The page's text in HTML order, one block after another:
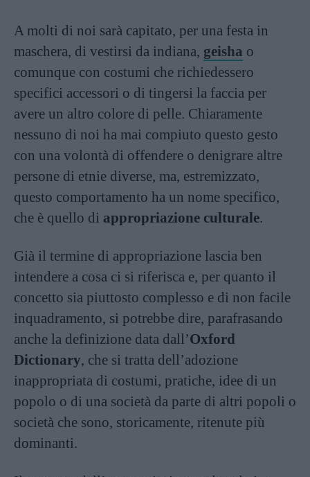
A molti di noi sarà capitato, per una festa in
maschera, di vestirsi da indiana, geisha o
comunque con costumi che richiedessero
specifici accessori o di tingersi la faccia per
avere un altro colore di pelle. Chiaramente
nessuno di noi ha mai compiuto questo gesto
con una volontà di offendere o denigrare altre
persone di etnie diverse, ma, estremizzato,
questo comportamento ha un nome specifico,
che è quello di appropriazione culturale.
Già il termine di appropriazione lascia ben
intendere a cosa ci si riferisca e, per quanto il
concetto sia piuttosto complesso e di non facile
inquadramento, si potrebbe dire, parafrasando
anche la definizione data dall’Oxford
Dictionary, che si tratta dell’adozione
inappropriata di costumi, pratiche, idee di un
popolo o di una società da parte di altri popoli o
società che sono, storicamente, ritenute più
dominanti.